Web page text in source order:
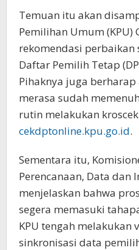
Temuan itu akan
Pemilihan Umum (KPU)
rekomendasi perbaikan
Daftar Pemilih Tetap
Pihaknya juga
merasa sudah
rutin melakukan
cekdptonline.kpu.go.id.
Sementara itu,
Perencanaan, Data dan
menjelaskan bahwa
segera memasuki
KPU tengah melakukan
sinkronisasi data